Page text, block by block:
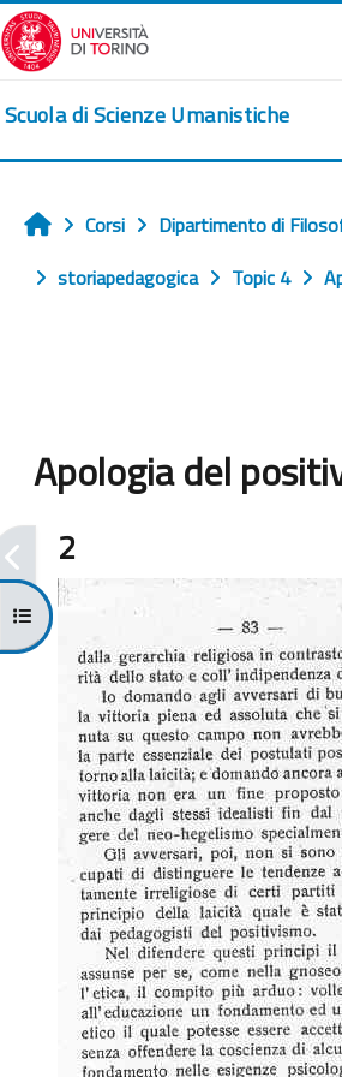
Vai al contenuto principale
Scuola di Scienze Umanistiche
Apri indice del corso
Home
Corsi Dipartimento di
storiapedagogica
Topic 4
Apologia del
2